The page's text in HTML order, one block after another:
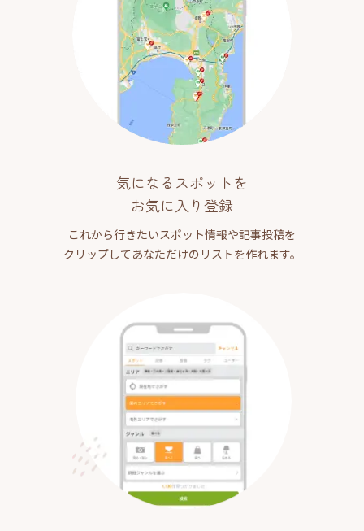
気になるスポットを
お気に入り登録
これから行きたいスポット情報や記事投稿を
クリップしてあなただけのリストを作れます。